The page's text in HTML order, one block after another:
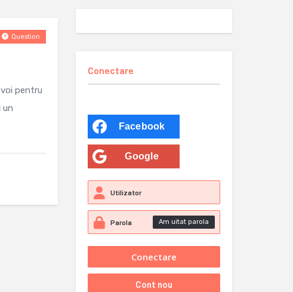
Question
pentru
un
Conectare
Facebook
Google
Am uitat parola